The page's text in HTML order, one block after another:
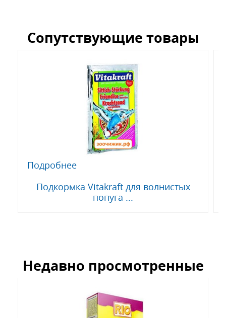
Сопутствующие товары
Подробнее
Подкормка Vitakraft для волнистых
попуга ...
Недавно просмотренные